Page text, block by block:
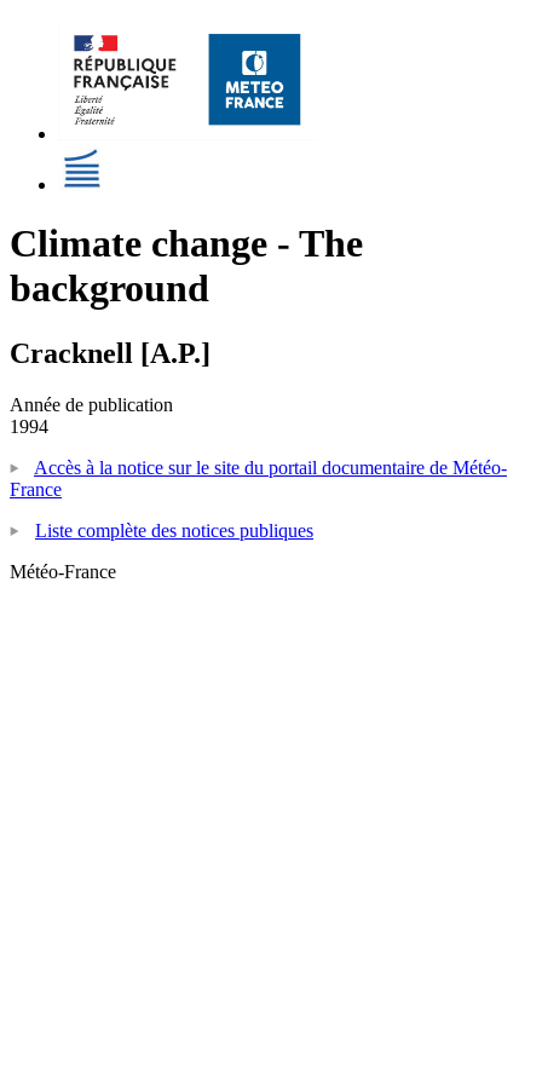
Climate change - The
background
Cracknell [A.P.]
Année de publication
1994
Accès à la notice sur le site du portail documentaire de Météo-
France
Liste complète des notices publiques
Météo-France